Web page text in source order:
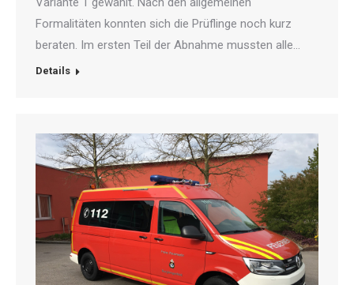
Formalitäten konnten sich die Prüflinge noch kurz
beraten. Im ersten Teil der Abnahme mussten alle…
Details